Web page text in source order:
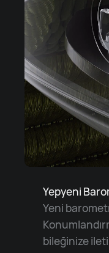
Yepyeni
Yeni
bileğinize